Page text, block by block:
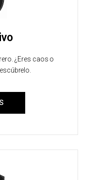
¿Eres caos o